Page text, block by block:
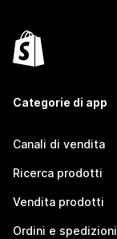
Categorie di app
Canali di vendita
Ricerca prodotti
Vendita prodotti
Ordini e spedizioni